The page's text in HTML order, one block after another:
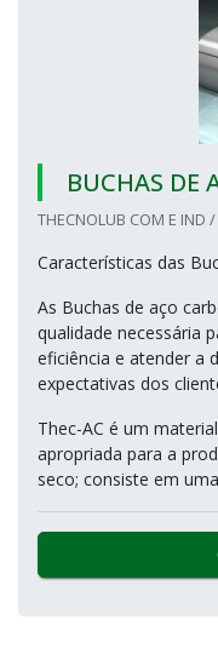
BUCHAS DE
THECNOLUB COM E IND
Características das
As Buchas de aço
qualidade necessária
eficiência e atender a
expectativas dos
Thec-AC é um
apropriada para a
seco; consiste em